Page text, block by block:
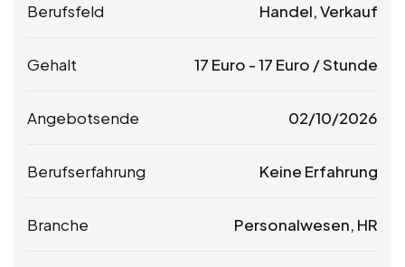
Berufsfeld Handel, Verkauf
Gehalt 17 Euro -17 Euro / Stunde
Angebotsende 02/10/2026
Berufserfahrung Keine Erfahrung
Branche Personalwesen, HR